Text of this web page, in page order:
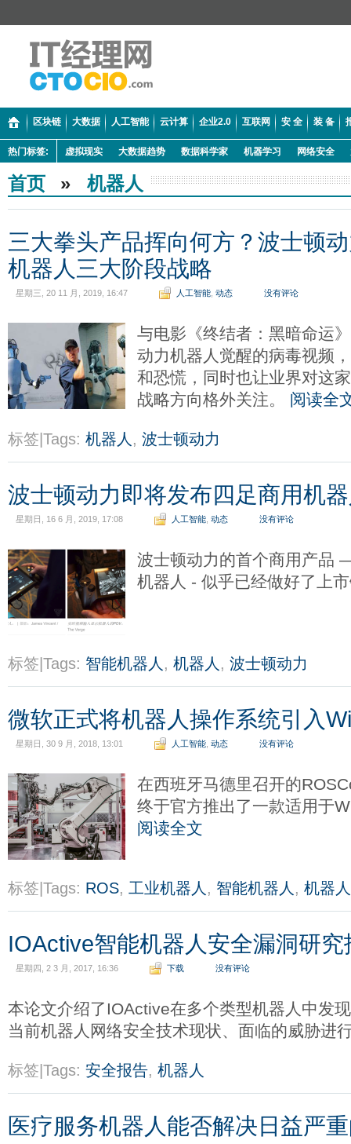
区块链 大数据 人工智能 云计算 企业2.0 互联网 安 全 装 备
热门标签: 虚拟现实 大数据趋势 数据科学家 机器学习 网络安全
首页 » 机器人
三大拳头产品挥向何方？波士顿
机器人三大阶段战略
星期三, 20 11 月, 2019, 16:47 人工智能 动态 没有评论
与电影《终结者：黑暗命运
动力机器人觉醒的病毒视频
和恐慌，同时也让业界对这
战略方向格外关注。 阅读全
标签|Tags: 机器人 , 波士顿动力
波士顿动力即将发布四足商用机
星期日, 16 6 月, 2019, 17:08 人工智能 动态 没有评论
波士顿动力的首个商用产品
机器人 - 似乎已经做好了上
标签|Tags: 智能机器人 , 机器人 , 波士顿动力
微软正式将机器人操作系统引入
星期日, 30 9 月, 2018, 13:01 人工智能 动态 没有评论
在西班牙马德里召开的
终于官方推出了一款适用于
阅读全文
标签|Tags: ROS, 工业机器人 , 智能机器人 , 机器人
IOActive智能机器人安全漏洞研究
星期四, 2 3 月, 2017, 16:36 下载 没有评论
本论文介绍了IOActive在多个类型机器人中发
当前机器人网络安全技术现状、面临的威胁进
标签|Tags: 安全报告, 机器人
医疗服务机器人能否解决日益严